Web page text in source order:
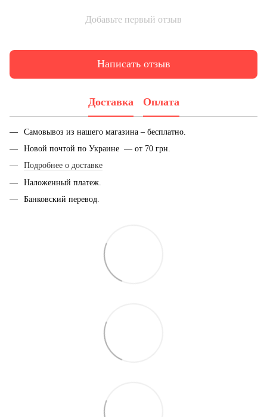
Добавьте первый отзыв
Написать отзыв
Доставка Оплата
Самовывоз из нашего магазина – бесплатно.
Новой почтой по Украине — от 70 грн.
Подробнее о доставке
Наложенный платеж.
Банковский перевод.